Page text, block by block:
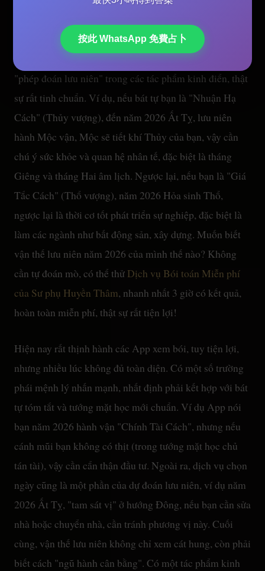
xuôi gió, lúc nào cần đề cao cảnh giác. "Bát Tự Vi
Thiên Lý" mệnh lý lại giỏi nhất điểm này, đặc biệt là
"phép đoán lưu niên" trong các tác phẩm kinh điển, thật
sự rất tinh chuẩn. Ví dụ, nếu bát tự bạn là "Nhuận Hạ
Cách" (Thủy vượng), đến năm 2026 Ất Tỵ, lưu niên
hành Mộc vận, Mộc sẽ tiết khí Thủy của bạn, vậy cần
chú ý sức khỏe và quan hệ nhân tế, đặc biệt là tháng
Giêng và tháng Hai âm lịch. Ngược lại, nếu bạn là "Giá
Tắc Cách" (Thổ vượng), năm 2026 Hỏa sinh Thổ,
ngược lại là thời cơ tốt phát triển sự nghiệp, đặc biệt là
làm các ngành như bất động sản, xây dựng. Muốn biết
vận thế lưu niên năm 2026 của mình thế nào? Không
cần tự đoán mò, có thể thử Dịch vụ Bói toán Miễn phí
của Sư phụ Huyền Thâm, nhanh nhất 3 giờ có kết quả,
hoàn toàn miễn phí, thật sự rất tiện lợi!
Hiện nay rất thịnh hành các App xem bói, tuy tiện lợi,
nhưng nhiều lúc không đủ toàn diện. Có một số trường
phái mệnh lý nhấn mạnh, nhất định phải kết hợp với bát
tự tóm tắt và tướng mặt học mới chuẩn. Ví dụ App nói
bạn năm 2026 hành vận "Chính Tài Cách", nhưng nếu
cánh mũi bạn không có thịt (trong tướng mặt học chủ
tán tài), vậy cần cẩn thận đầu tư. Ngoài ra, dịch vụ chọn
ngày cũng là một phần của dự đoán lưu niên, ví dụ năm
2026 Ất Tỵ, "tam sát vị" ở hướng Đông, nếu bạn cần sửa
nhà hoặc chuyển nhà, cần tránh phương vị này. Cuối
cùng, vận thế lưu niên không chỉ xem cát hung, còn phải
biết cách "ngũ hành cân bằng". Có một tác phẩm kinh
按此 WhatsApp 免費占卜